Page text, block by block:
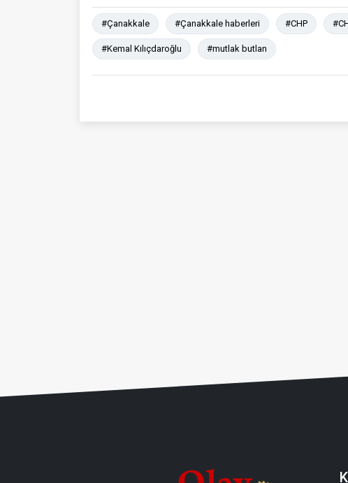
#Çanakkale #Çanakkale haberleri #CHP
#Kemal Kılıçdaroğlu #mutlak butlan